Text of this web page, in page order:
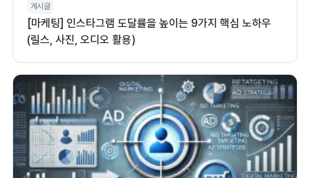
게시글
[마케팅] 인스타그램 도달률을 높이는 9가지 핵심 노하우
(릴스, 사진, 오디오 활용)